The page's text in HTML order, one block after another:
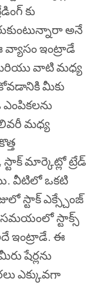
కు
అనే
వ్యాసం ఇంట్రాడే
వాటి మధ్య
మీకు
ఎంపికలను
మధ్య
స్టాక్ మార్కెట్లో ట్రేడ్
వీటిలో ఒకటి
స్టాక్ ఎక్స్చేంజ్
సమయంలో స్టాక్స్
ఇంట్రాడే. ఈ
షేర్లను
ఎక్కువగా